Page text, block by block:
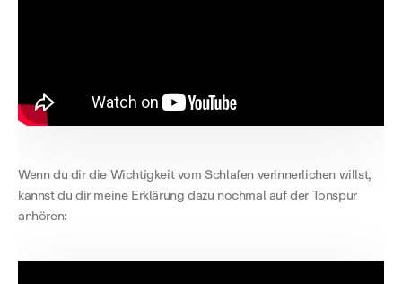
Wenn du dir die Wichtigkeit vom Schlafen verinnerlichen willst,
kannst du dir meine Erklärung dazu nochmal auf der Tonspur
anhören: